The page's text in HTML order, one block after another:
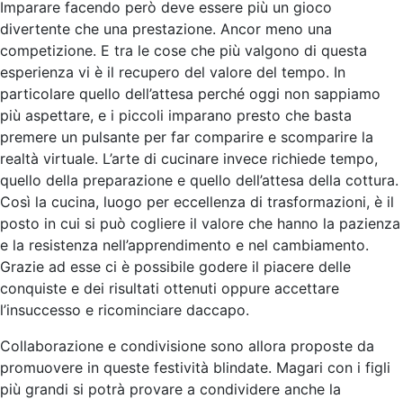
Imparare facendo però deve essere più un gioco
divertente che una prestazione. Ancor meno una
competizione. E tra le cose che più valgono di questa
esperienza vi è il recupero del valore del tempo. In
particolare quello dell’attesa perché oggi non sappiamo
più aspettare, e i piccoli imparano presto che basta
premere un pulsante per far comparire e scomparire la
realtà virtuale. L’arte di cucinare invece richiede tempo,
quello della preparazione e quello dell’attesa della cottura.
Così la cucina, luogo per eccellenza di trasformazioni, è il
posto in cui si può cogliere il valore che hanno la pazienza
e la resistenza nell’apprendimento e nel cambiamento.
Grazie ad esse ci è possibile godere il piacere delle
conquiste e dei risultati ottenuti oppure accettare
l’insuccesso e ricominciare daccapo.
Collaborazione e condivisione sono allora proposte da
promuovere in queste festività blindate. Magari con i figli
più grandi si potrà provare a condividere anche la